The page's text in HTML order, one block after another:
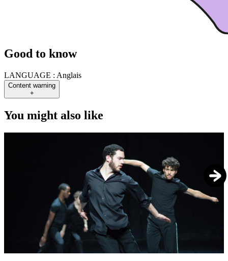
Good to know
LANGUAGE : Anglais
Content warning
+
You might also like